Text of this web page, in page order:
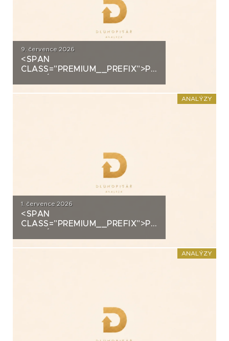
9. července 2026
<SPAN
CLASS="PREMIUM__PREFIX">PREMIUM</
ANALÝZY
1. července 2026
<SPAN
CLASS="PREMIUM__PREFIX">PREMIUM</
ANALÝZY